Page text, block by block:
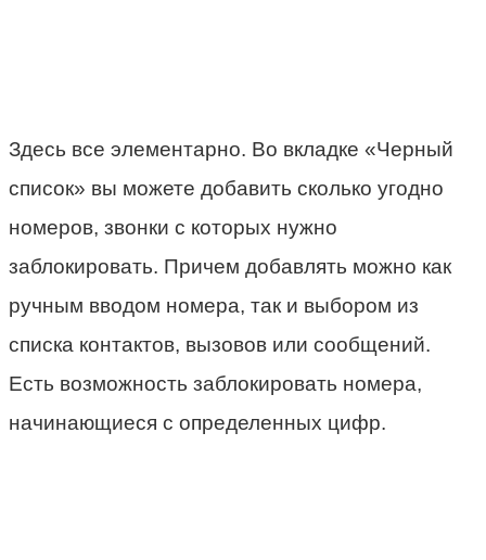
Здесь все элементарно. Во вкладке «Черный
список» вы можете добавить сколько угодно
номеров, звонки с которых нужно
заблокировать. Причем добавлять можно как
ручным вводом номера, так и выбором из
списка контактов, вызовов или сообщений.
Есть возможность заблокировать номера,
начинающиеся с определенных цифр.